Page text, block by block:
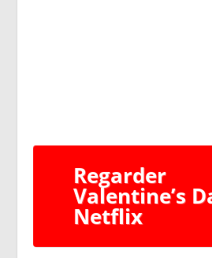
Regarder
Valentine’s
Netflix